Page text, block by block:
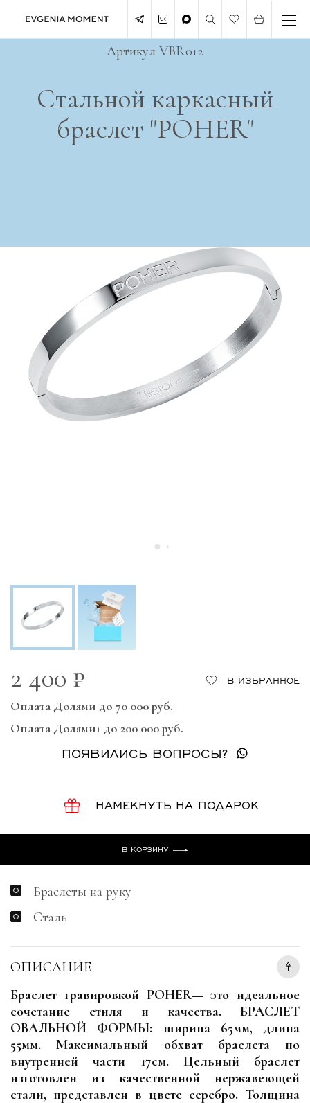
Стальной каркасный
браслет "POHER"
Артикул VBR012
2 400 ₽ В ИЗБРАННОЕ
Оплата Долями до 70 000 руб.
Оплата Долями+ до 200 000 руб.
ПОЯВИЛИСЬ ВОПРОСЫ?
Браслеты на руку
Сталь
НАМЕКНУТЬ НА ПОДАРОК
В КОРЗИНУ
ОПИСАНИЕ
Браслет гравировкой POHER— это идеальное
сочетание стиля и качества. БРАСЛЕТ
ОВАЛЬНОЙ ФОРМЫ: ширина 65мм, длина
55мм. Максимальный обхват браслета по
внутренней части 17см. Цельный браслет
изготовлен из качественной нержавеющей
стали, представлен в цвете серебро. Толщина